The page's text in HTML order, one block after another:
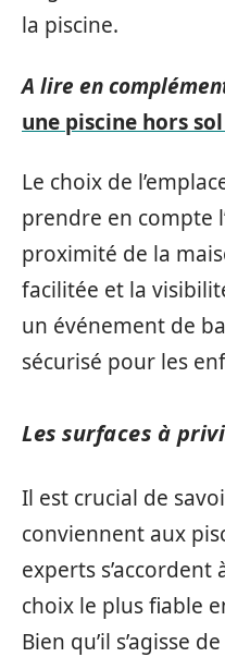
la piscine.
A lire en
une piscine hors sol
Le choix de
prendre en compte
proximité de la
facilitée et la
un événement de
sécurisé pour les
Les surfaces à
Il est crucial de
conviennent aux
experts
choix le plus fiable
Bien qu’il s’agisse